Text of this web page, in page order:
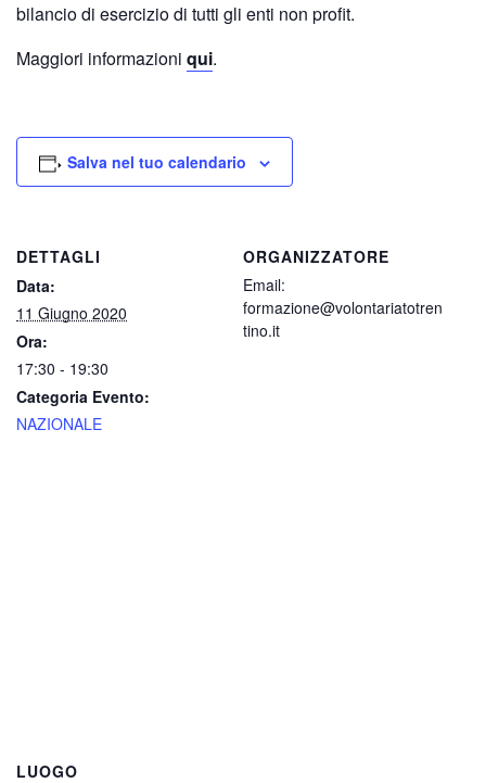
bilancio di esercizio di tutti gli enti non profit.
Maggiori informazioni qui.
Salva nel tuo calendario
DETTAGLI
Data:
11 Giugno 2020
Ora:
17:30 - 19:30
Categoria Evento:
NAZIONALE
ORGANIZZATORE
Email:
formazione@volontariatotren
tino.it
LUOGO